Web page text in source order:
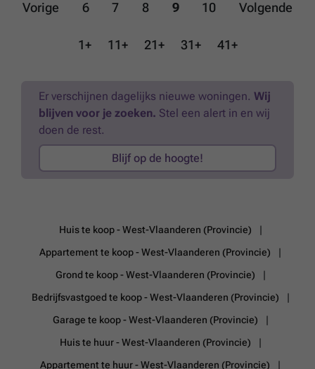
Vorige 6 7 8 9 10 Volgende
1+ 11+ 21+ 31+ 41+
Er verschijnen dagelijks nieuwe woningen. Wij
blijven voor je zoeken. Stel een alert in en wij
doen de rest.
Blijf op de hoogte!
Huis te koop - West-Vlaanderen (Provincie)
Appartement te koop - West-Vlaanderen (Provincie)
Grond te koop - West-Vlaanderen (Provincie)
Bedrijfsvastgoed te koop - West-Vlaanderen (Provincie)
Garage te koop - West-Vlaanderen (Provincie)
Huis te huur - West-Vlaanderen (Provincie)
Appartement te huur - West-Vlaanderen (Provincie)